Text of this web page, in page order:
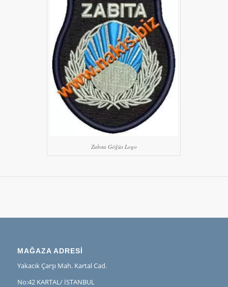
Zabıta Göğüs Logo
MAĞAZA ADRESİ
Yakacık Çarşı Mah. Kartal Cad.
No:42 KARTAL/ İSTANBUL